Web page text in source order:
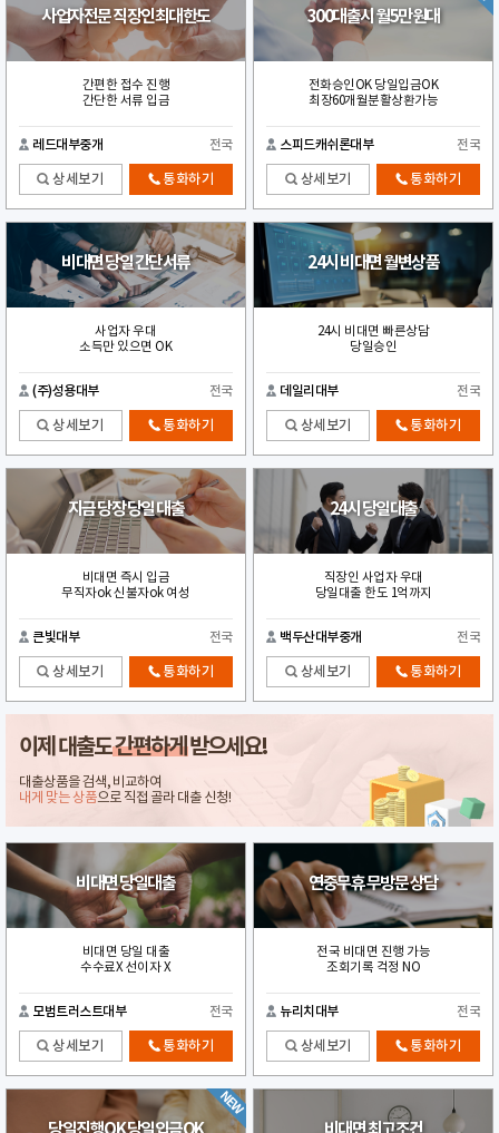
사업자전문 직장인최대한도
간편한 접수 진행
간단한 서류 입금
레드대부중개 전국
상세보기 통화하기
300대출시 월5만원대
전화승인OK 당일입금OK
최장60개월분활상환가능
스피드캐쉬론대부 전국
상세보기 통화하기
비대면 당일 간단서류
사업자 우대
소득만 있으면 OK
(주)성용대부 전국
상세보기 통화하기
24시 비대면 월변상품
24시 비대면 빠른상담
당일승인
데일리대부 전국
상세보기 통화하기
지금 당장 당일 대출
비대면 즉시 입금
무직자ok 신불자ok 여성
큰빛대부 전국
상세보기 통화하기
24시 당일대출
직장인 사업자 우대
당일대출 한도 1억까지
백두산대부중개 전국
상세보기 통화하기
이제 대출도간편하게받으세요!
대출상품을 검색, 비교하여
내게 맞는 상품으로 직접 골라 대출 신청!
비대면 당일대출
비대면 당일 대출
수수료X 선이자 X
모범트러스트대부 전국
상세보기 통화하기
연중무휴 무방문 상담
전국 비대면 진행 가능
조회기록 걱정 NO
뉴리치대부 전국
상세보기 통화하기